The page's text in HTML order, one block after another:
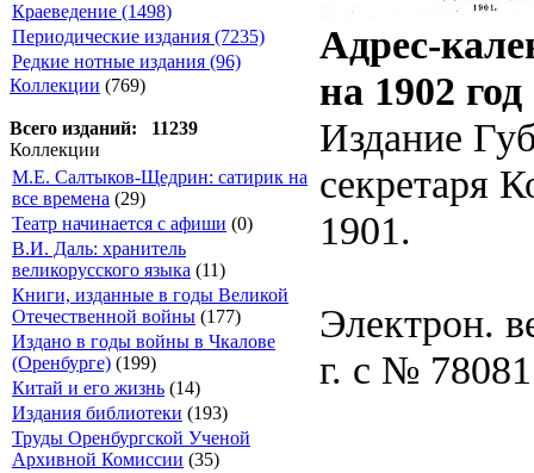
Краеведение (1498)
Периодические издания (7235)
Редкие нотные издания (96)
Коллекции (769)
Всего изданий: 11239
Коллекции
М.Е. Салтыков-Щедрин: сатирик на
все времена (29)
Театр начинается с афиши (0)
В.И. Даль: хранитель
великорусского языка (11)
Книги, изданные в годы Великой
Отечественной войны (177)
Издано в годы войны в Чкалове
(Оренбурге) (199)
Китай и его жизнь (14)
Издания библиотеки (193)
Труды Оренбургской Ученой
Архивной Комиссии (35)
Адрес-
на 1902 год
Издание
секретаря
1901.
Электрон.
г. с №